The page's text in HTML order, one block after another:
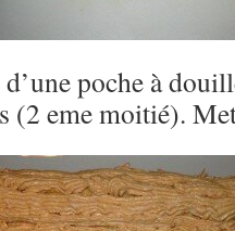
poche à
(2 eme moitié).